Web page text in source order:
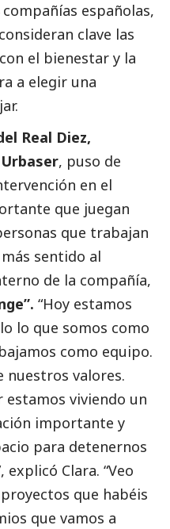
españolas,
clave las
el bienestar y la
a elegir una
Real Diez,
Urbaser, puso de
en el
que juegan
que trabajan
sentido al
de la compañía,
“Hoy estamos
lo que somos como
como equipo.
nuestros valores.
estamos viviendo un
importante y
para detenernos
Clara. “Veo
que habéis
que vamos a